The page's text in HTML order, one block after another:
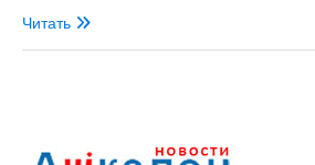
Читать